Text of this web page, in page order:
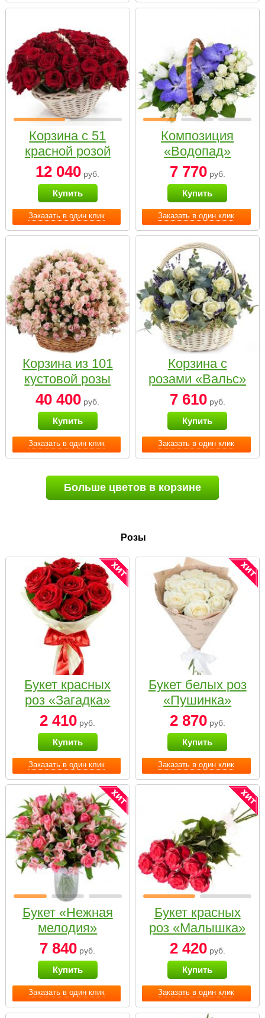
Заказать в один клик
Корзина с 51
красной розой
12 040 руб.
Купить
Заказать в один клик
Композиция
«Водопад»
7 770руб.
Купить
Заказать в один клик
Корзина из 101
кустовой розы
нежных тонов
40 400 руб.
Купить
Заказать в один клик
Корзина с
розами «Вальс»
7 610руб.
Купить
Больше цветов в корзине
Розы
Заказать в один клик
Букет красных
роз «Загадка»
2 410 руб.
Купить
Заказать в один клик
Букет белых роз
«Пушинка»
2 870руб.
Купить
Заказать в один клик
Букет «Нежная
мелодия»
7 840 руб.
Купить
Заказать в один клик
Букет красных
роз «Малышка»
2 420руб.
Купить